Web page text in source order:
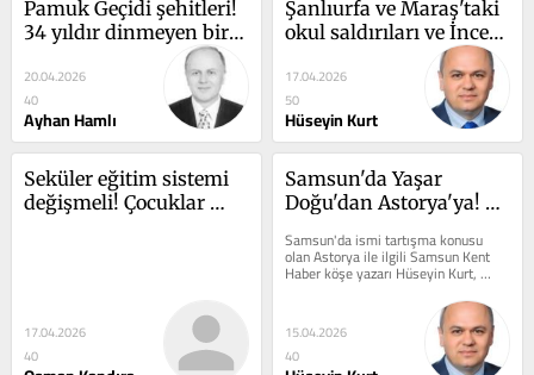
Pamuk Geçidi şehitleri!
34 yıldır dinmeyen bir
20.04.2026
40
Ayhan Hamlı
Şanlıurfa ve Maraş'taki
okul saldırıları ve İncel
17.04.2026
50
Hüseyin Kurt
Seküler eğitim sistemi
değişmeli! Çocuklar
17.04.2026
40
Samsun'da Yaşar
Doğu'dan Astorya'ya!
bilinmeyenleri!
Samsun'da ismi tartışma konusu
olan Astorya ile ilgili Samsun Kent
Haber köşe yazarı Hüseyin Kurt,
'Yaşar Doğu'dan...
15.04.2026
40